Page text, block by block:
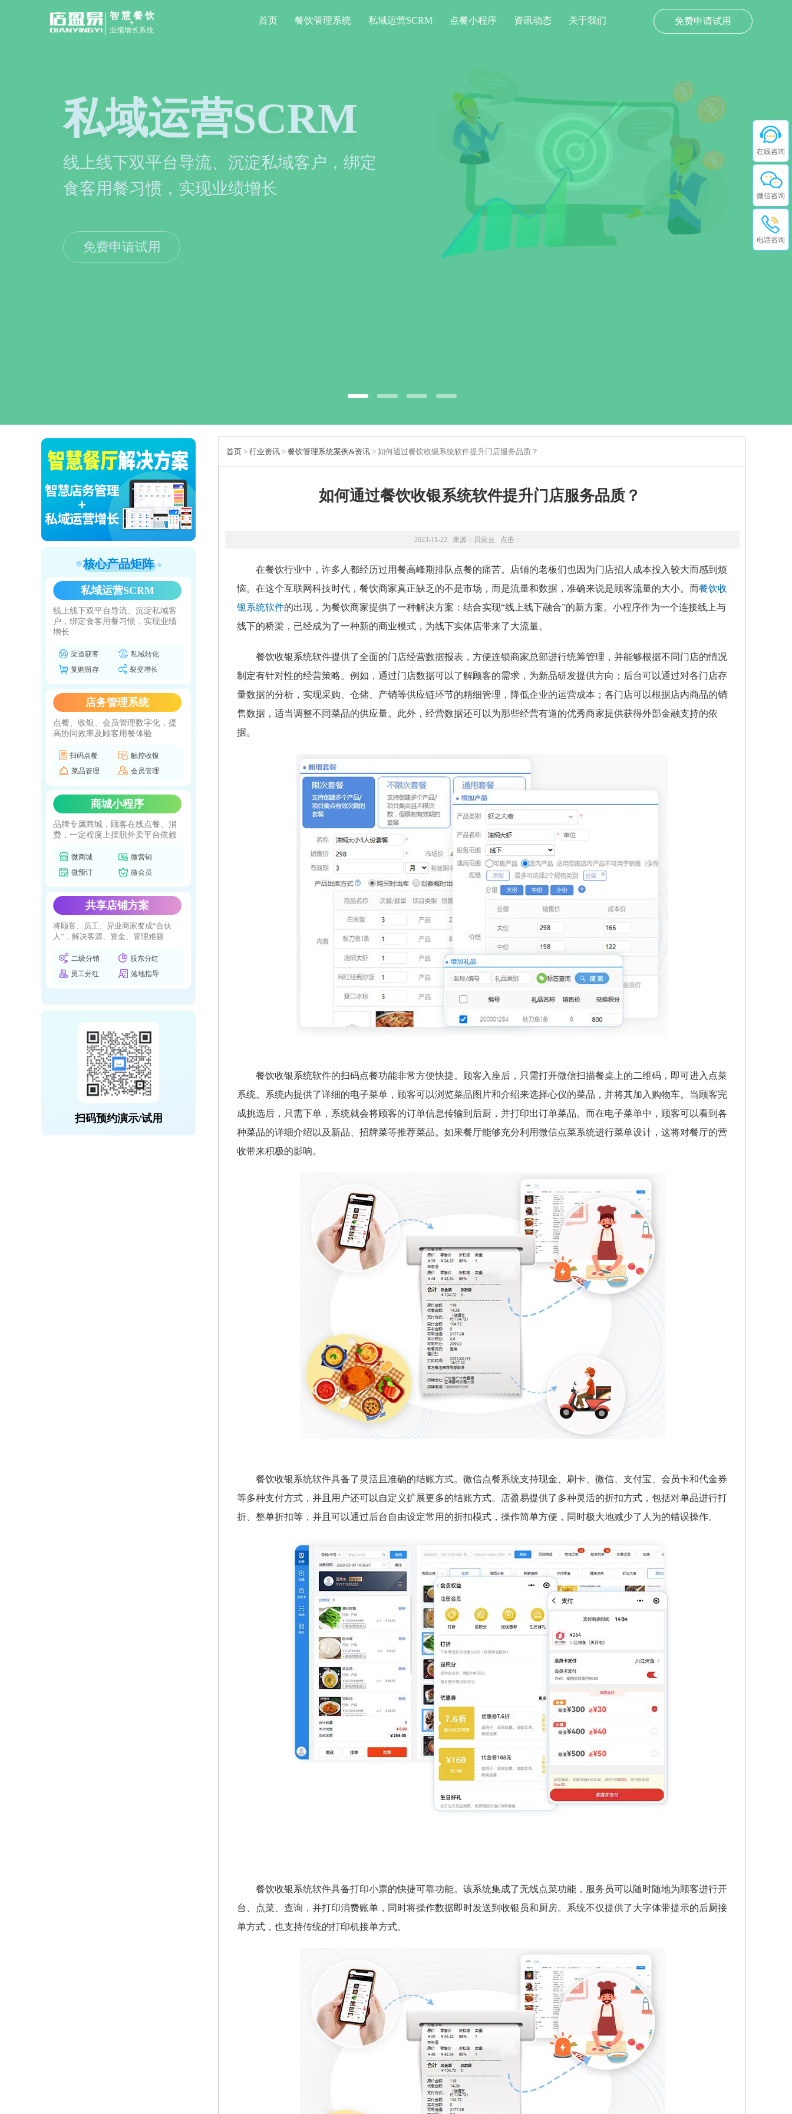
免费申请试用
智慧餐饮
+
业绩增长系统
首页 餐饮管理系统 私域运营SCRM 点餐小程序 资讯动态 关于我们
餐饮管理系统
扫码点餐、收银、会员管理信息化运作，提
高协同效率及顾客用餐体验
免费申请试用
核心产品矩阵
私域运营SCRM
线上线下双平台导流、沉淀私域客
户，绑定食客用餐习惯，实现业绩
增长
渠道获客
私域转化
复购留存
裂变增长
店务管理系统
点餐、收银、会员管理数字化，提
高协同效率及顾客用餐体验
扫码点餐
触控收银
菜品管理
会员管理
商城小程序
品牌专属商城，顾客在线点餐、消
费，一定程度上摆脱外卖平台依赖
微商城
微营销
微预订
微会员
共享店铺方案
将顾客、员工、异业商家变成“合伙
人”，解决客源、资金、管理难题
二级分销
股东分红
员工分红
落地指导
扫码预约演示/试用
首页 > 行业资讯 > 餐饮管理系统案例&资讯 > 如何通过餐饮收银系统软件提升门店服务品质？
如何通过餐饮收银系统软件提升门店服务品质？
2023-11-22 来源： 贝应云 点击：
在餐饮行业中，许多人都经历过用餐高峰期排队点餐的痛苦。店铺的老板们也因为门店招人成本投入较大而感到烦
恼。在这个互联网科技时代，餐饮商家真正缺乏的不是市场，而是流量和数据，准确来说是顾客流量的大小。而餐饮收
银系统软件的出现，为餐饮商家提供了一种解决方案：结合实现“线上线下融合”的新方案。小程序作为一个连接线上与
线下的桥梁，已经成为了一种新的商业模式，为线下实体店带来了大流量。
餐饮收银系统软件提供了全面的门店经营数据报表，方便连锁商家总部进行统筹管理，并能够根据不同门店的情况
制定有针对性的经营策略。例如，通过门店数据可以了解顾客的需求，为新品研发提供方向；后台可以通过对各门店存
量数据的分析，实现采购、仓储、产销等供应链环节的精细管理，降低企业的运营成本；各门店可以根据店内商品的销
售数据，适当调整不同菜品的供应量。此外，经营数据还可以为那些经营有道的优秀商家提供获得外部金融支持的依
据。
餐饮收银系统软件的扫码点餐功能非常方便快捷。顾客入座后，只需打开微信扫描餐桌上的二维码，即可进入点菜
系统。系统内提供了详细的电子菜单，顾客可以浏览菜品图片和介绍来选择心仪的菜品，并将其加入购物车。当顾客完
成挑选后，只需下单，系统就会将顾客的订单信息传输到后厨，并打印出订单菜品。而在电子菜单中，顾客可以看到各
种菜品的详细介绍以及新品、招牌菜等推荐菜品。如果餐厅能够充分利用微信点菜系统进行菜单设计，这将对餐厅的营
收带来积极的影响。
餐饮收银系统软件具备了灵活且准确的结账方式。微信点餐系统支持现金、刷卡、微信、支付宝、会员卡和代金券
等多种支付方式，并且用户还可以自定义扩展更多的结账方式。店盈易提供了多种灵活的折扣方式，包括对单品进行打
折、整单折扣等，并且可以通过后台自由设定常用的折扣模式，操作简单方便，同时极大地减少了人为的错误操作。
餐饮收银系统软件具备打印小票的快捷可靠功能。该系统集成了无线点菜功能，服务员可以随时随地为顾客进行开
台、点菜、查询，并打印消费账单，同时将操作数据即时发送到收银员和厨房。系统不仅提供了大字体带提示的后厨接
单方式，也支持传统的打印机接单方式。
在线咨询
微信咨询
电话咨询